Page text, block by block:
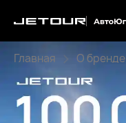
Главная О бренде